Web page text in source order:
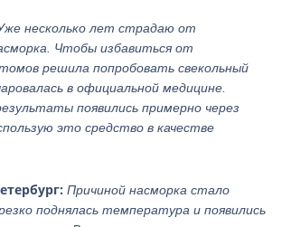
несколько лет страдаю от
Чтобы избавиться от
решила попробовать свекольный
в официальной медицине.
появились примерно через
это средство в качестве
Причиной насморка стало
поднялась температура и появились